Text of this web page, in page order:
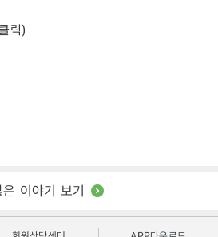
릭)
이야기 보기